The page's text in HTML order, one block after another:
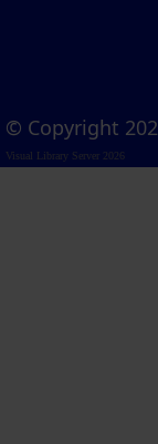
© Copyright
Visual Library Server 2026